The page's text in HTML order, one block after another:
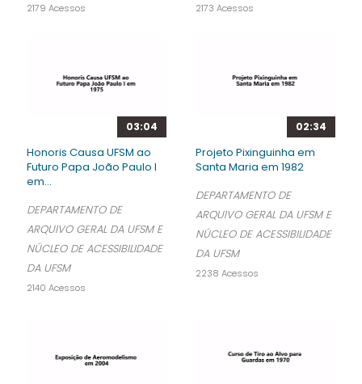
2179 Acessos 2173 Acessos
03:04
Honoris Causa UFSM ao
Futuro Papa João Paulo I
em...
DEPARTAMENTO DE
ARQUIVO GERAL DA UFSM E
NÚCLEO DE ACESSIBILIDADE
DA UFSM
2140 Acessos
02:34
Projeto Pixinguinha em
Santa Maria em 1982
DEPARTAMENTO DE
ARQUIVO GERAL DA UFSM E
NÚCLEO DE ACESSIBILIDADE
DA UFSM
2238 Acessos